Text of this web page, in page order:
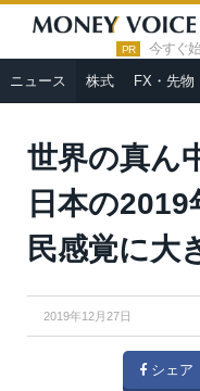
PR 今すぐ
ニュース 株式 FX・先物
HOME » ニュース »
年～首相認識と国民感覚
世界の真ん
日本の
民感覚に大
2019年12月27日
シェア